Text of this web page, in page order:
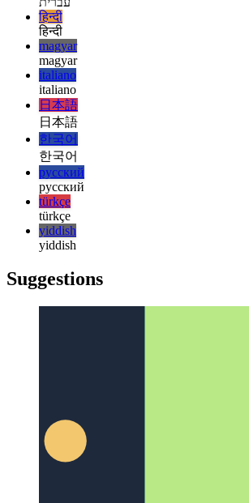
Privacy-First Analytics
en surveillant les performances